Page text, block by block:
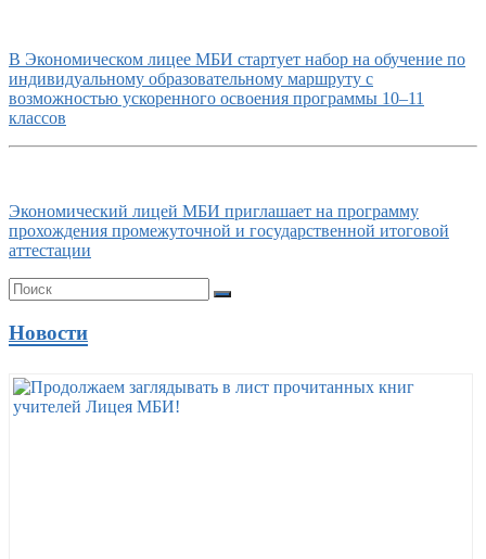
В Экономическом лицее МБИ стартует набор на обучение по
индивидуальному образовательному маршруту с
возможностью ускоренного освоения программы 10–11
классов
Экономический лицей МБИ приглашает на программу
прохождения промежуточной и государственной итоговой
аттестации
Новости